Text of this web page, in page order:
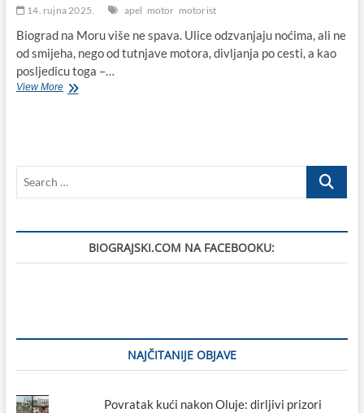
14. rujna 2025. apel motor motorist
Biograd na Moru više ne spava. Ulice odzvanjaju noćima, ali ne
od smijeha, nego od tutnjave motora, divljanja po cesti, a kao
posljedicu toga –…
View MoreApel
nije
čovjek!
Search
BIOGRAJSKI.COM NA FACEBOOKU:
NAJČITANIJE OBJAVE
Povratak kući nakon Oluje: dirljivi prizori